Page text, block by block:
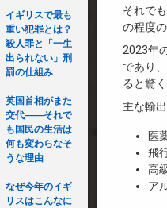
それで
の程度
2023年
であり
ると驚
主な輸
医
飛
高
ア
イギリスで最も
重い犯罪とは？
殺人罪と「一生
出られない」刑
罰の仕組み
英国首相がまた
交代――それで
も国民の生活は
何も変わらなそ
うな理由
なぜ今年のイギ
リスはこんなに